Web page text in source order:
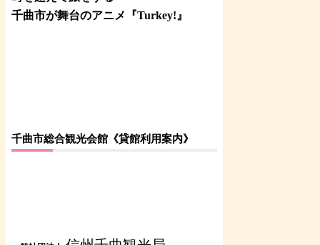
千曲市が舞台のアニメ『Turkey!』
千曲市総合観光会館《貸館利用案内》